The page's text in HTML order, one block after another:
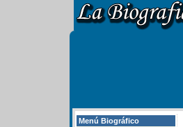
Menú Biográfico